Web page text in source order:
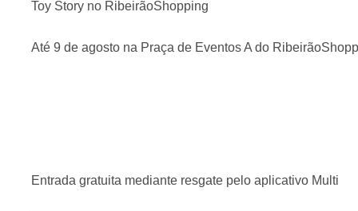
Toy Story no RibeirãoShopping
Até 9 de agosto na Praça de Eventos A do
Entrada gratuita mediante resgate pelo aplicativo Multi